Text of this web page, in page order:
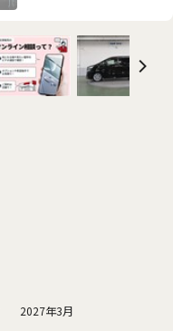
2027年3月